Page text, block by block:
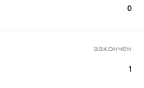
0
закончен
1